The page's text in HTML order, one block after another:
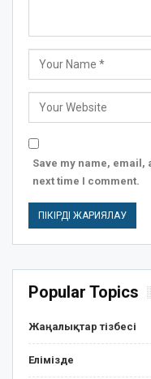
Save my name,
next time I comment.
Popular Topics
Жаңалықтар тізбесі
Елімізде